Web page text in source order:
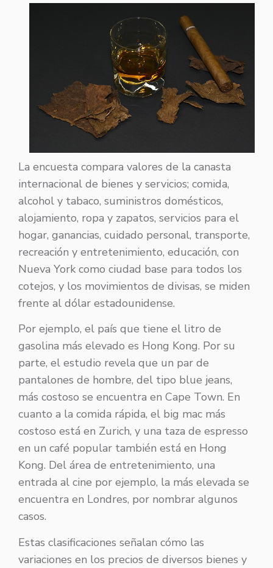
La encuesta compara valores de la canasta
internacional de bienes y servicios; comida,
alcohol y tabaco, suministros domésticos,
alojamiento, ropa y zapatos, servicios para el
hogar, ganancias, cuidado personal, transporte,
recreación y entretenimiento, educación, con
Nueva York como ciudad base para todos los
cotejos, y los movimientos de divisas, se miden
frente al dólar estadounidense.
Por ejemplo, el país que tiene el litro de
gasolina más elevado es Hong Kong. Por su
parte, el estudio revela que un par de
pantalones de hombre, del tipo blue jeans,
más costoso se encuentra en Cape Town. En
cuanto a la comida rápida, el big mac más
costoso está en Zurich, y una taza de espresso
en un café popular también está en Hong
Kong. Del área de entretenimiento, una
entrada al cine por ejemplo, la más elevada se
encuentra en Londres, por nombrar algunos
casos.
Estas clasificaciones señalan cómo las
variaciones en los precios de diversos bienes y